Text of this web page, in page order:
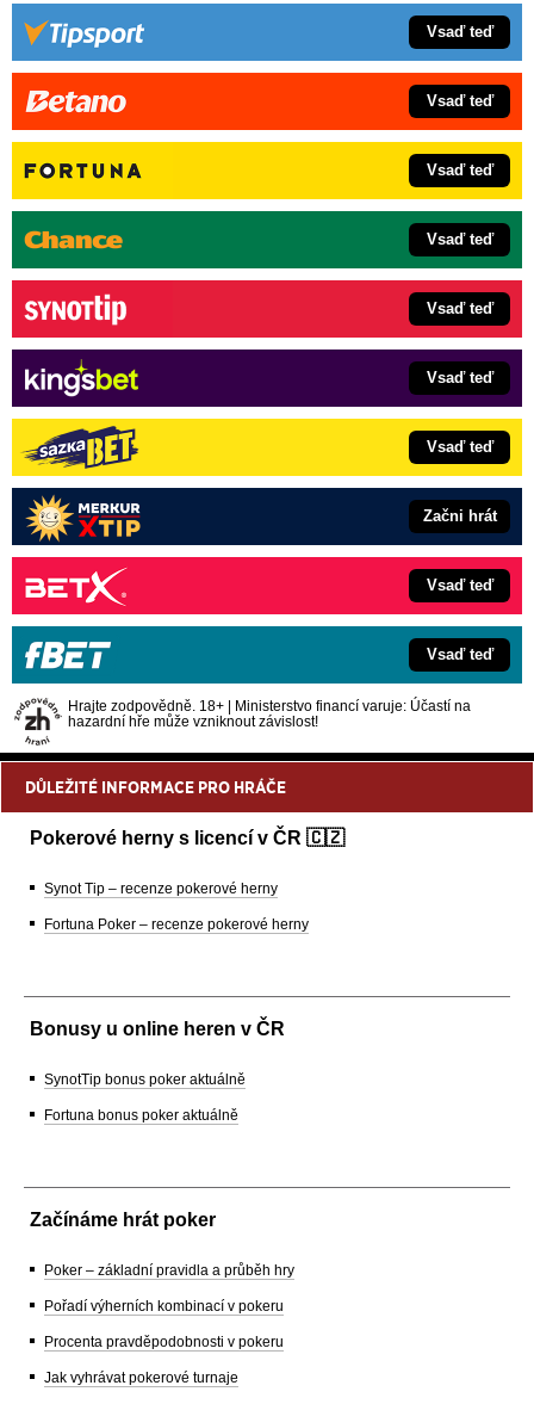
Vsaď teď
Vsaď teď
Vsaď teď
Vsaď teď
Vsaď teď
Vsaď teď
Vsaď teď
Začni hrát
Vsaď teď
Vsaď teď
Hrajte zodpovědně. 18+ | Ministerstvo financí varuje: Účastí na
hazardní hře může vzniknout závislost!
DŮLEŽITÉ INFORMACE PRO HRÁČE
Pokerové herny s licencí v ČR 🇨🇿
Synot Tip – recenze pokerové herny
Fortuna Poker – recenze pokerové herny
Bonusy u online heren v ČR
SynotTip bonus poker aktuálně
Fortuna bonus poker aktuálně
Začínáme hrát poker
Poker – základní pravidla a průběh hry
Pořadí výherních kombinací v pokeru
Procenta pravděpodobnosti v pokeru
Jak vyhrávat pokerové turnaje